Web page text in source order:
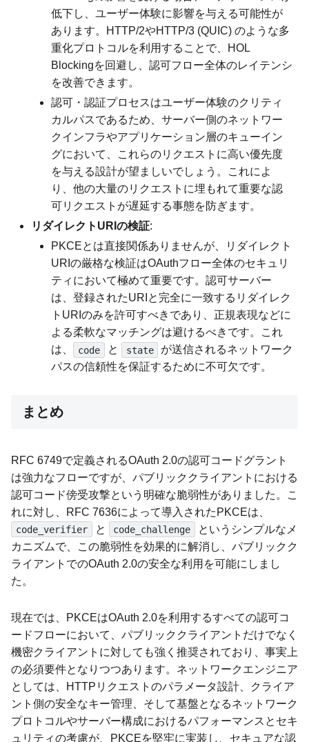
低下し、ユーザー体験に影響を与える可能性が
あります。HTTP/2やHTTP/3 (QUIC) のような多
重化プロトコルを利用することで、HOL
Blockingを回避し、認可フロー全体のレイテンシ
を改善できます。
認可・認証プロセスはユーザー体験のクリティ
カルパスであるため、サーバー側のネットワー
クインフラやアプリケーション層のキューイン
グにおいて、これらのリクエストに高い優先度
を与える設計が望ましいでしょう。これによ
り、他の大量のリクエストに埋もれて重要な認
可リクエストが遅延する事態を防ぎます。
リダイレクトURIの検証:
PKCEとは直接関係ありませんが、リダイレクト
URIの厳格な検証はOAuthフロー全体のセキュリ
ティにおいて極めて重要です。認可サーバー
は、登録されたURIと完全に一致するリダイレク
トURIのみを許可すべきであり、正規表現などに
よる柔軟なマッチングは避けるべきです。これ
は、
code と state
が送信されるネットワーク
パスの信頼性を保証するために不可欠です。
まとめ
RFC 6749で定義されるOAuth 2.0の認可コードグラント
は強力なフローですが、パブリッククライアントにおける
認可コード傍受攻撃という明確な脆弱性がありました。こ
れに対し、RFC 7636によって導入されたPKCEは、
code_verifier と code_challenge
というシンプルなメ
カニズムで、この脆弱性を効果的に解消し、パブリックク
ライアントでのOAuth 2.0の安全な利用を可能にしまし
た。
現在では、PKCEはOAuth 2.0を利用するすべての認可コ
ードフローにおいて、パブリッククライアントだけでなく
機密クライアントに対しても強く推奨されており、事実上
の必須要件となりつつあります。ネットワークエンジニア
としては、HTTPリクエストのパラメータ設計、クライア
ント側の安全なキー管理、そして基盤となるネットワーク
プロトコルやサーバー構成におけるパフォーマンスとセキ
ュリティの考慮が、PKCEを堅牢に実装し、セキュアな認